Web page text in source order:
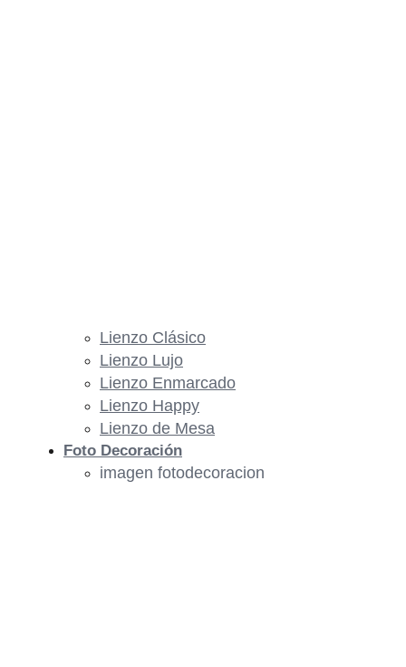
Lienzo Clásico
Lienzo Lujo
Lienzo Enmarcado
Lienzo Happy
Lienzo de Mesa
Foto Decoración
imagen fotodecoracion